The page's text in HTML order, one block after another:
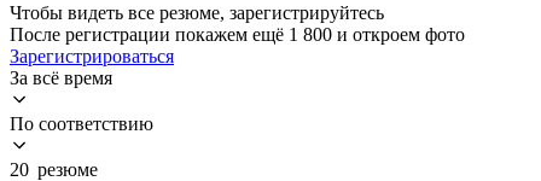
Чтобы видеть все резюме, зарегистрируйтесь
После регистрации покажем ещё 1 800 и откроем фото
Зарегистрироваться
За всё время
По соответствию
20 резюме